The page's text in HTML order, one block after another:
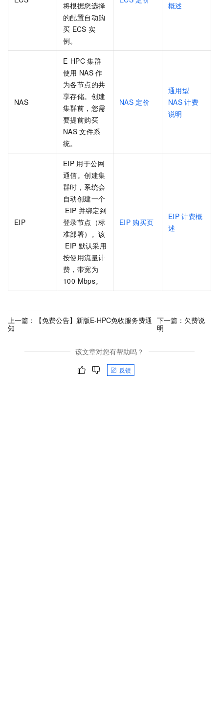
将根据您选择
的配置自动购
买 ECS 实
例。
概述
NAS
E-HPC 集群
使用 NAS 作
为各节点的共
享存储。创建
集群前，您需
要提前购买
NAS 文件系
统。
NAS 定价
通用型
NAS 计费
说明
EIP
EIP 用于公网
通信。创建集
群时，系统会
自动创建一个
EIP 并绑定到
登录节点（标
准部署）。该
EIP 默认采用
按使用流量计
费，带宽为
100 Mbps。
EIP 购买页
EIP 计费概
述
上一篇：
【免费公告】新版E-HPC免收服务费通
知
下一篇： 欠费说
明
该文章对您有帮助吗？
反馈